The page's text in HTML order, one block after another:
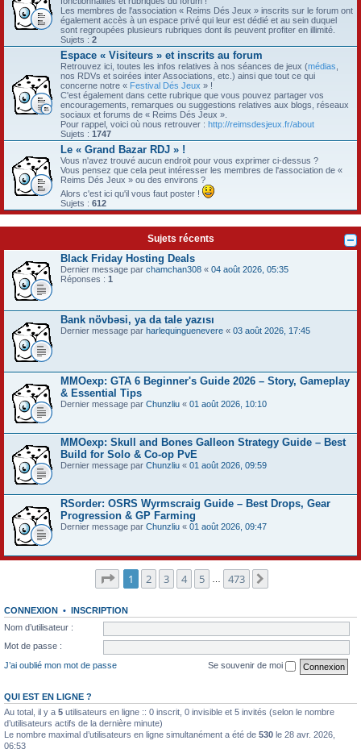
Les membres de l'association « Reims Dés Jeux » inscrits sur le forum ont
également accès à un espace privé qui leur est dédié et au sein duquel
sont regroupées plusieurs rubriques dont ils peuvent profiter en illimité.
Sujets : 2
Espace « Visiteurs » et inscrits au forum
Retrouvez ici, toutes les infos relatives à nos séances de jeux (médias
nos RDVs et soirées inter Associations, etc.) ainsi que tout ce qui
concerne notre « Festival Dés Jeux » !
C'est également dans cette rubrique que vous pouvez partager vos
encouragements, remarques ou suggestions relatives aux blogs, réseaux
sociaux et forums de « Reims Dés Jeux ».
Pour rappel, voici où nous retrouver : http://reimsdesjeux.fr/about
Sujets : 1747
Le « Grand Bazar RDJ » !
Vous n'avez trouvé aucun endroit pour vous exprimer ci-dessus ?
Vous pensez que cela peut intéresser les membres de l'association de «
Reims Dés Jeux » ou des environs ?
Alors c'est ici qu'il vous faut poster !
Sujets : 612
Sujets récents
Black Friday Hosting Deals
Dernier message par chamchan308 « 04 août 2026, 05:35
Réponses : 1
Bank növbəsi, ya da tale yazısı
Dernier message par harlequinguenevere « 03 août 2026, 17:45
MMOexp: GTA 6 Beginner's Guide 2026 – Story, Gameplay
& Essential Tips
Dernier message par Chunzliu « 01 août 2026, 10:10
MMOexp: Skull and Bones Galleon Strategy Guide – Best
Build for Solo & Co-op PvE
Dernier message par Chunzliu « 01 août 2026, 09:59
RSorder: OSRS Wyrmscraig Guide – Best Drops, Gear
Progression & GP Farming
Dernier message par Chunzliu « 01 août 2026, 09:47
Page sur473
1 2 3 4 5 473
CONNEXION • INSCRIPTION
Nom d’utilisateur :
Mot de passe :
J’ai oublié mon mot de passe
Se souvenir de moi
QUI EST EN LIGNE ?
Au total, il y a 5 utilisateurs en ligne :: 0 inscrit, 0 invisible et 5 invités (selon le nombre
d’utilisateurs actifs de la dernière minute)
Le nombre maximal d’utilisateurs en ligne simultanément a été de 530 le 28 avr. 2026,
06:53